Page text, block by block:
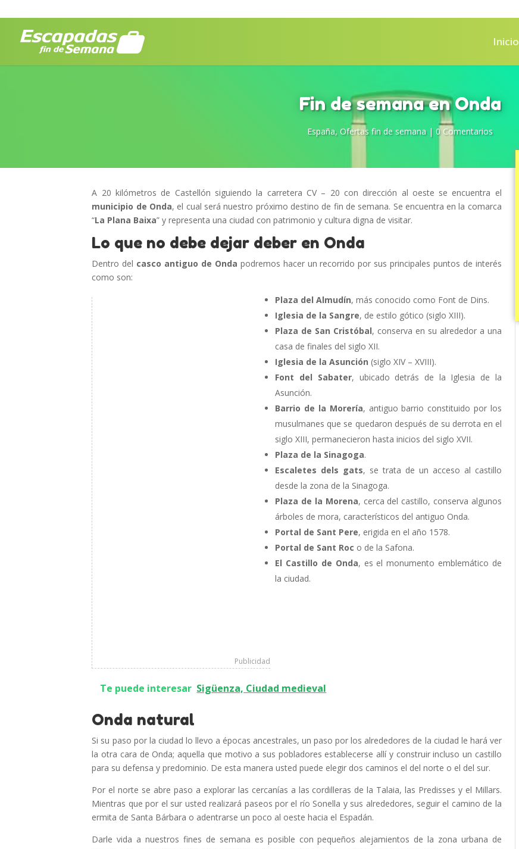
Inicio
Fin de semana en Onda
España, Ofertas fin de semana| 0 Comentarios
A 20 kilómetros de Castellón siguiendo la carretera CV – 20 con dirección al oeste se encuentra el
municipio de Onda, el cual será nuestro próximo destino de fin de semana. Se encuentra en la comarca
“La Plana Baixa” y representa una ciudad con patrimonio y cultura digna de visitar.
Lo que no debe dejar deber en Onda
Dentro del casco antiguo de Onda podremos hacer un recorrido por sus principales puntos de interés
como son:
Publicidad
Plaza del Almudín, más conocido como Font de Dins.
Iglesia de la Sangre, de estilo gótico (siglo XIII).
Plaza de San Cristóbal, conserva en su alrededor a una
casa de finales del siglo XII.
Iglesia de la Asunción (siglo XIV – XVIII).
Font del Sabater, ubicado detrás de la Iglesia de la
Asunción.
Barrio de la Morería, antiguo barrio constituido por los
musulmanes que se quedaron después de su derrota en el
siglo XIII, permanecieron hasta inicios del siglo XVII.
Plaza de la Sinagoga.
Escaletes dels gats, se trata de un acceso al castillo
desde la zona de la Sinagoga.
Plaza de la Morena, cerca del castillo, conserva algunos
árboles de mora, característicos del antiguo Onda.
Portal de Sant Pere, erigida en el año 1578.
Portal de Sant Roc o de la Safona.
El Castillo de Onda, es el monumento emblemático de
la ciudad.
Te puede interesar Sigüenza, Ciudad medieval
Onda natural
Si su paso por la ciudad lo llevo a épocas ancestrales, un paso por los alrededores de la ciudad le hará ver
la otra cara de Onda; aquella que motivo a sus pobladores establecerse allí y construir incluso un castillo
para su defensa y predominio. De esta manera usted puede elegir dos caminos el del norte o el del sur.
Por el norte se abre paso a explorar las cercanías a las cordilleras de la Talaia, las Predisses y el Millars.
Mientras que por el sur usted realizará paseos por el río Sonella y sus alrededores, seguir el camino de la
ermita de Santa Bárbara o adentrarse un poco al oeste hacia el Espadán.
Darle vida a nuestros fines de semana es posible con pequeños alejamientos de la zona urbana de